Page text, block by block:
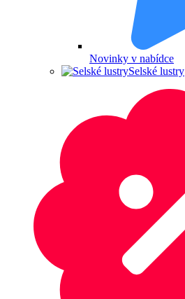
Novinky v nabídce
Selské lustry